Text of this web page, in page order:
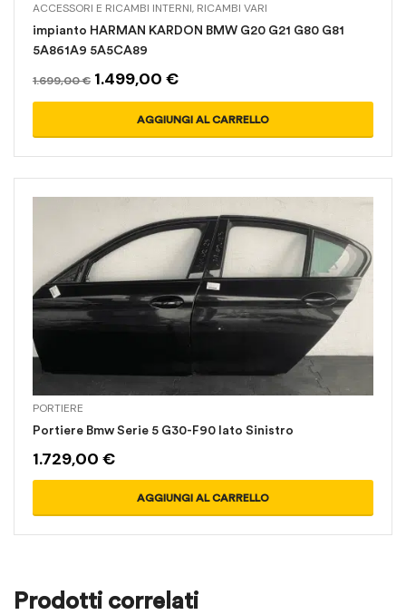
ACCESSORI E RICAMBI INTERNI, RICAMBI VARI
impianto HARMAN KARDON BMW G20 G21 G80 G81
5A861A9 5A5CA89
1.699,00€ 1.499,00 €
AGGIUNGI AL CARRELLO
PORTIERE
Portiere Bmw Serie 5 G30-F90 lato Sinistro
1.729,00 €
AGGIUNGI AL CARRELLO
Prodotti correlati